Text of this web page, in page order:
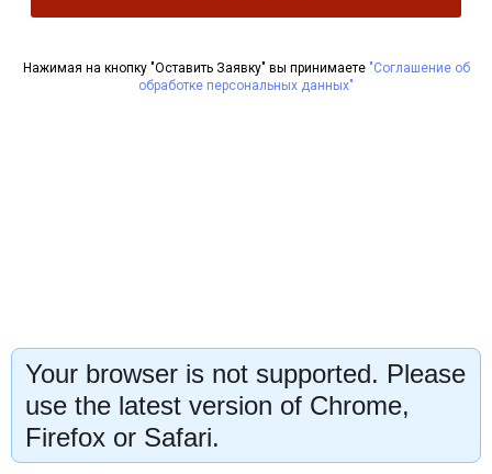
Нажимая на кнопку "Оставить Заявку" вы принимаете "Соглашение об
обработке персональных данных"
Your browser is not supported. Please
use the latest version of Chrome,
Firefox or Safari.